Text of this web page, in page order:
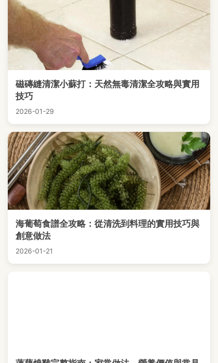
磁磚縫清潔小蘇打：天然無毒清潔全攻略與實用
技巧
2026-01-29
海葡萄食譜全攻略：從清洗到料理的實用技巧與
創意做法
2026-01-21